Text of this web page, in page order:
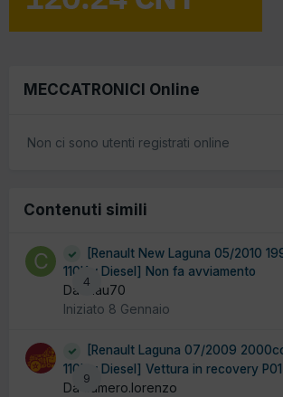
MECCATRONICI Online
Non ci sono utenti registrati online
Contenuti simili
4
[Renault New Laguna 05/2010
110Kw Diesel] Non fa avviamento
Da Clau70
Iniziato 8 Gennaio
9
[Renault Laguna 07/2009
110Kw Diesel] Vettura in recovery
Da cumero.lorenzo